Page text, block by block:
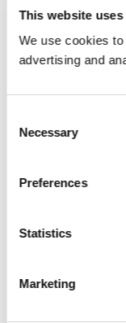
This website
We use cookies
advertising and
Selection
Necessary
Preferences
Statistics
Marketing